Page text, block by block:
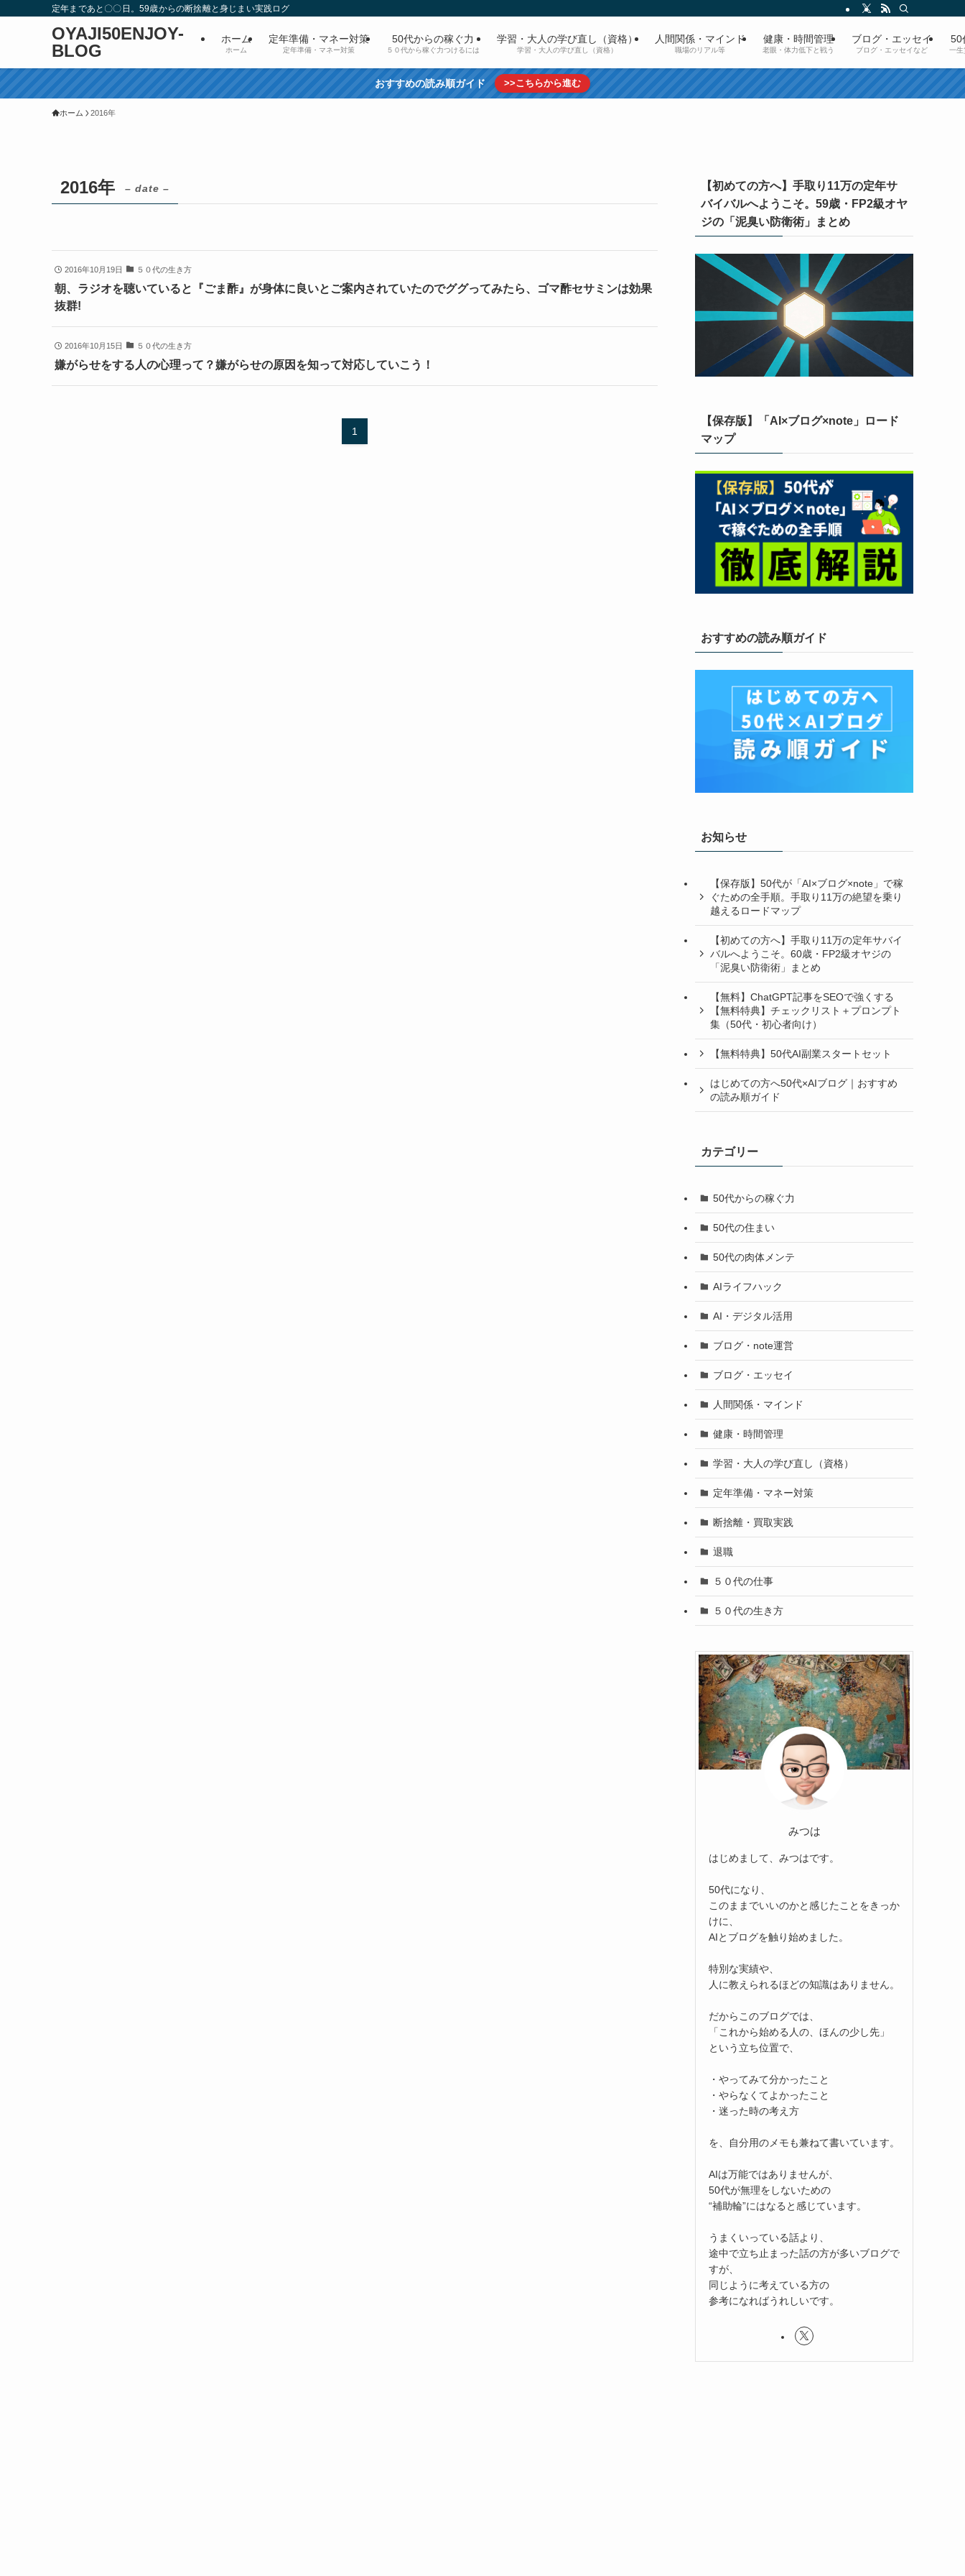
定年まであと〇〇日。59歳からの断捨離と身じまい実践ログ
OYAJI50ENJOY-
BLOG
ホーム
ホーム
定年準備・マネー対策
定年準備・マネー対策
50代からの稼ぐ力
５０代から稼ぐ力つけるには
学習・大人の学び直し（資格）
学習・大人の学び直し（資格）
人間関係・マインド
職場のリアル等
健康・時間管理
老眼・体力低下と戦う
ブログ・エッセイ
ブログ・エッセイなど
50
一生
おすすめの読み順ガイド >>こちらから進む
ホーム 2016年
2016年 – date –
2016年10月19日 ５０代の生き方
朝、ラジオを聴いていると『ごま酢』が身体に良いとご案内されていたのでググってみたら、ゴマ酢セサミンは効果
抜群!
2016年10月15日 ５０代の生き方
嫌がらせをする人の心理って？嫌がらせの原因を知って対応していこう！
1
【初めての方へ】手取り11万の定年サ
バイバルへようこそ。59歳・FP2級オヤ
ジの「泥臭い防衛術」まとめ
【保存版】「AI×ブログ×note」ロード
マップ
おすすめの読み順ガイド
お知らせ
【保存版】50代が「AI×ブログ×note」で稼
ぐための全手順。手取り11万の絶望を乗り
越えるロードマップ
【初めての方へ】手取り11万の定年サバイ
バルへようこそ。60歳・FP2級オヤジの
「泥臭い防衛術」まとめ
【無料】ChatGPT記事をSEOで強くする
【無料特典】チェックリスト＋プロンプト
集（50代・初心者向け）
【無料特典】50代AI副業スタートセット
はじめての方へ50代×AIブログ｜おすすめ
の読み順ガイド
カテゴリー
50代からの稼ぐ力
50代の住まい
50代の肉体メンテ
AIライフハック
AI・デジタル活用
ブログ・note運営
ブログ・エッセイ
人間関係・マインド
健康・時間管理
学習・大人の学び直し（資格）
定年準備・マネー対策
断捨離・買取実践
退職
５０代の仕事
５０代の生き方
みつは
はじめまして、みつはです。
50代になり、
このままでいいのかと感じたことをきっか
けに、
AIとブログを触り始めました。
特別な実績や、
人に教えられるほどの知識はありません。
だからこのブログでは、
「これから始める人の、ほんの少し先」
という立ち位置で、
・やってみて分かったこと
・やらなくてよかったこと
・迷った時の考え方
を、自分用のメモも兼ねて書いています。
AIは万能ではありませんが、
50代が無理をしないための
“補助輪”にはなると感じています。
うまくいっている話より、
途中で立ち止まった話の方が多いブログで
すが、
同じように考えている方の
参考になればうれしいです。